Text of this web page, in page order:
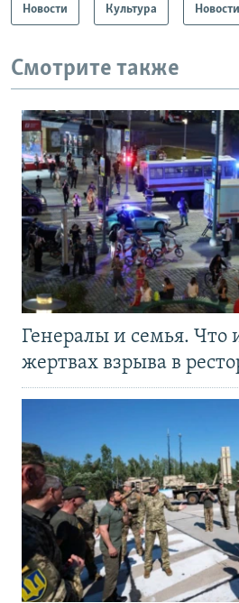
Новости Культура
Смотрите также
Генералы и семья. Что
жертвах взрыва в